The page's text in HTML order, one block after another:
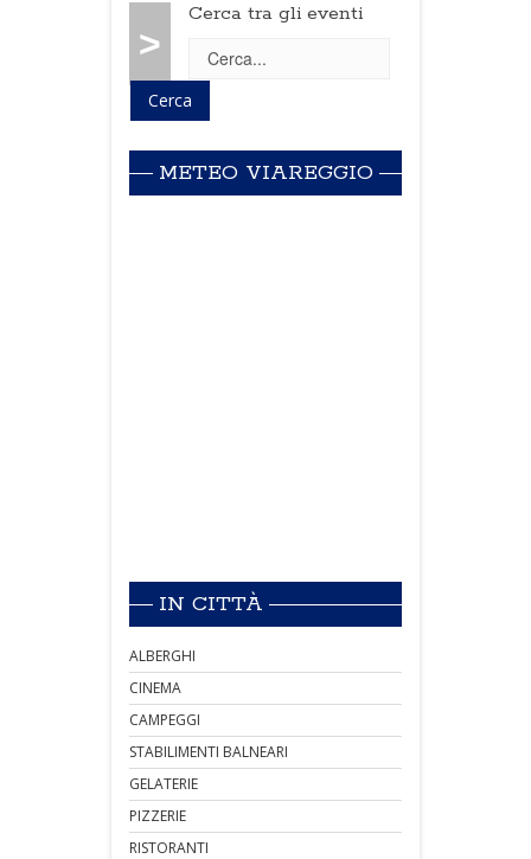
>
Cerca tra gli eventi
METEO VIAREGGIO
IN CITTÀ
ALBERGHI
CINEMA
CAMPEGGI
STABILIMENTI BALNEARI
GELATERIE
PIZZERIE
RISTORANTI